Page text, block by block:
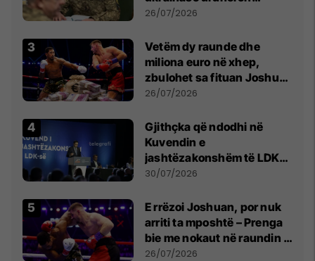
kontroll të madh
26/07/2026
Vetëm dy raunde dhe
miliona euro në xhep,
zbulohet sa fituan Joshua
e Prenga
26/07/2026
Gjithçka që ndodhi në
Kuvendin e
jashtëzakonshëm të LDK-
së
30/07/2026
E rrëzoi Joshuan, por nuk
arriti ta mposhtë – Prenga
bie me nokaut në raundin e
dytë
26/07/2026